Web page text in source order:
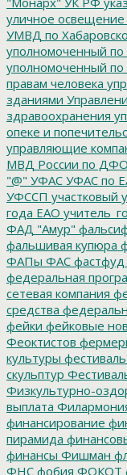
уличное освещение
УМВД по
уполномоченный
уполномоченный по
правам человека
зданиями
здравоохранения
опеке и
управляющие
МВД России по ДФО
"@" УФАС УФАС по
УФССП участковый
года ЕАО
ФАД "Амур"
фальшивая купюра
ФАПы ФАС
федеральная
сетевая компания
средства
фейки фейковые
Феоктистов
культуры
скульптур
Физкультурно-
выплата
финансирование
пирамида
финансы Фишман
ФНС фобия ФОКОТ